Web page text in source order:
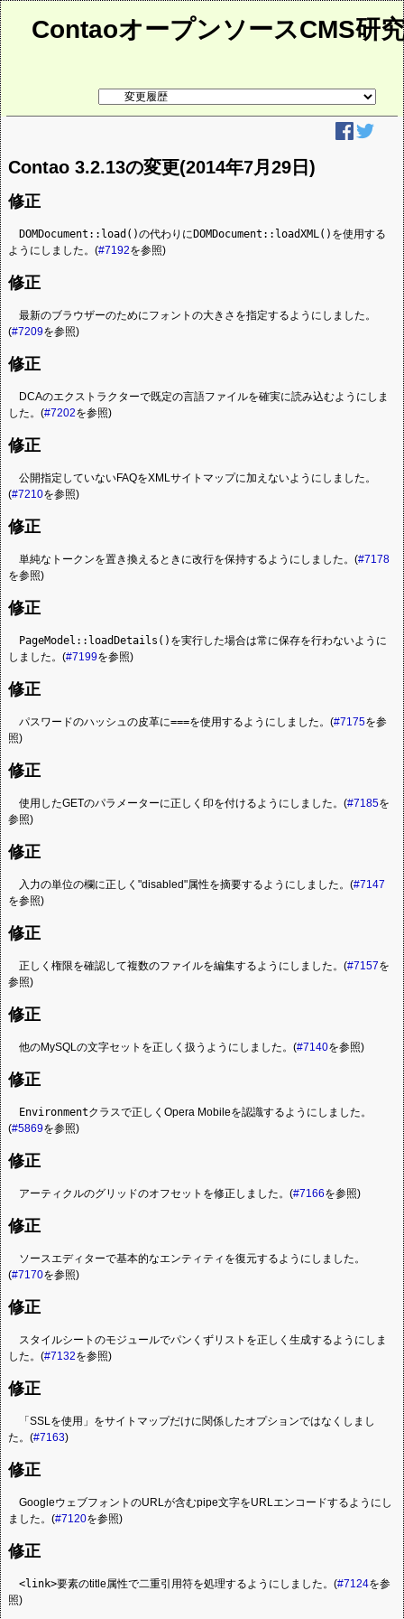
ContaoオープンソースCMS研
ジ
Contao 3.2.13の変更(2014年7月29日)
修正
DOMDocument::load()の代わりに DOMDocument::loadXML() を使用する
ようにしました。(#7192を参照)
修正
最新のブラウザーのためにフォントの大きさを指定するようにしました。
(#7209を参照)
修正
DCAのエクストラクターで既定の言語ファイルを確実に読み込むようにしま
した。(#7202を参照)
修正
公開指定していないFAQをXMLサイトマップに加えないようにしました。
(#7210を参照)
修正
単純なトークンを置き換えるときに改行を保持するようにしました。(#7178
を参照)
修正
PageModel::loadDetails() を実行した場合は常に保存を行わないように
しました。(#7199を参照)
修正
パスワードのハッシュの皮革に===を使用するようにしました。(#7175を参
照)
修正
使用したGETのパラメーターに正しく印を付けるようにしました。(#7185を
参照)
修正
入力の単位の欄に正しく"disabled"属性を摘要するようにしました。(#7147
を参照)
修正
正しく権限を確認して複数のファイルを編集するようにしました。(#7157を
参照)
修正
他のMySQLの文字セットを正しく扱うようにしました。(#7140を参照)
修正
Environmentクラスで正しくOpera Mobileを認識するようにしました。
(#5869を参照)
修正
アーティクルのグリッドのオフセットを修正しました。(#7166を参照)
修正
ソースエディターで基本的なエンティティを復元するようにしました。
(#7170を参照)
修正
スタイルシートのモジュールでパンくずリストを正しく生成するようにしま
した。(#7132を参照)
修正
「SSLを使用」をサイトマップだけに関係したオプションではなくしまし
た。(#7163)
修正
GoogleウェブフォントのURLが含むpipe文字をURLエンコードするようにし
ました。(#7120を参照)
修正
<link>要素のtitle属性で二重引用符を処理するようにしました。(#7124を参
照)